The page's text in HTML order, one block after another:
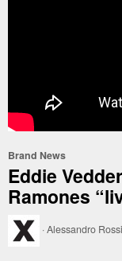
Brand News
Eddie
Ramones
·Alessandro Rossi